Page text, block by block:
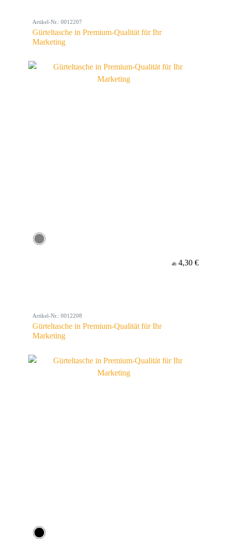
Artikel-Nr.: 0012207
Gürteltasche in Premium-Qualität für Ihr
Marketing
ab 4,30 €
Artikel-Nr.: 0012208
Gürteltasche in Premium-Qualität für Ihr
Marketing